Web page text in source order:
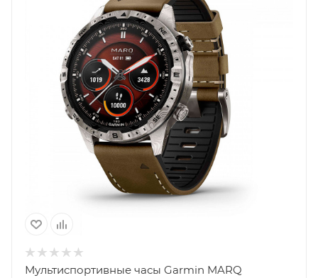
Мультиспортивные часы Garmin MARQ